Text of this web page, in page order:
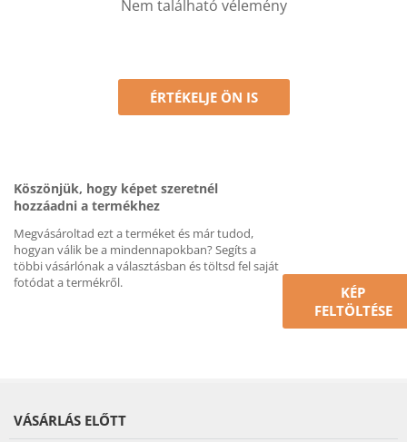
Nem található vélemény
ÉRTÉKELJE ÖN IS
Köszönjük, hogy képet szeretnél
hozzáadni a termékhez
Megvásároltad ezt a terméket és már tudod,
hogyan válik be a mindennapokban? Segíts a
többi vásárlónak a választásban és töltsd fel saját
fotódat a termékről.
KÉP
FELTÖLTÉSE
VÁSÁRLÁS ELŐTT